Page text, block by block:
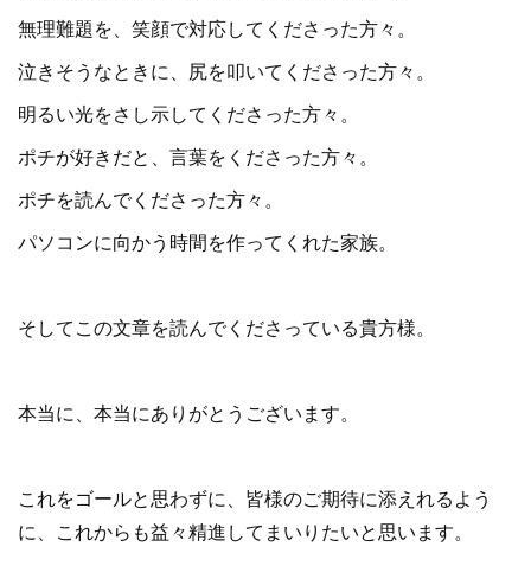
無理難題を、笑顔で対応してくださった方々。
泣きそうなときに、尻を叩いてくださった方々。
明るい光をさし示してくださった方々。
ポチが好きだと、言葉をくださった方々。
ポチを読んでくださった方々。
パソコンに向かう時間を作ってくれた家族。
そしてこの文章を読んでくださっている貴方様。
本当に、本当にありがとうございます。
これをゴールと思わずに、皆様のご期待に添えれるよう
に、これからも益々精進してまいりたいと思います。